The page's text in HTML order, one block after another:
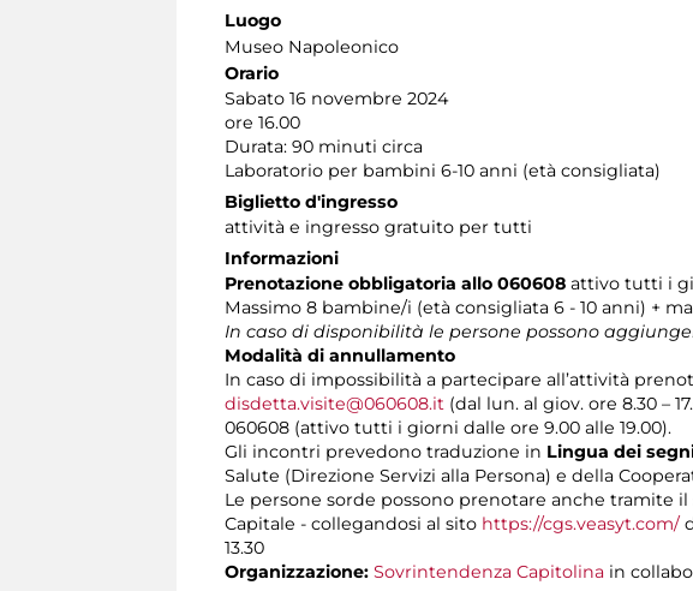
Luogo
Museo Napoleonico
Orario
Sabato 16 novembre 2024
ore 16.00
Durata: 90 minuti circa
Laboratorio per bambini 6-10 anni (età consigliata)
Biglietto d'ingresso
attività e ingresso gratuito per tutti
Informazioni
Prenotazione obbligatoria allo 060608 attivo tutti i
Massimo 8 bambine/i (età consigliata 6 - 10 anni) +
In caso di disponibilità le persone possono
Modalità di annullamento
In caso di impossibilità a partecipare all’attività
disdetta.visite@060608.it (dal lun. al giov. ore 8.30 –
060608 (attivo tutti i giorni dalle ore 9.00 alle 19.00).
Gli incontri prevedono traduzione in Lingua dei
Salute (Direzione Servizi alla Persona) e della
Le persone sorde possono prenotare anche tramite
Capitale - collegandosi al sito https://cgs.veasyt.com/
13.30
Organizzazione: Sovrintendenza Capitolina in